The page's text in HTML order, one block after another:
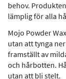
behov.
lämplig för alla
Mojo Powder
utan att tynga
framställt av
och hårbotten.
utan att bli stelt.